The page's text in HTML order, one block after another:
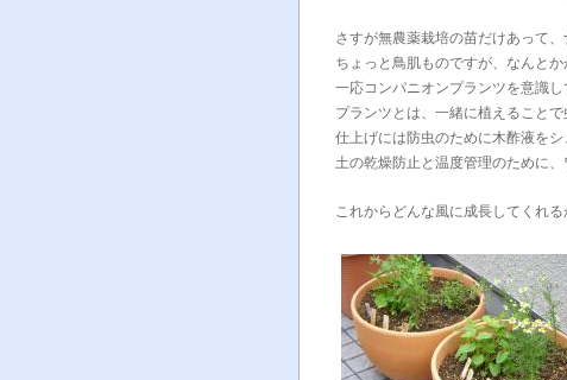
さすが無農薬栽培の苗だけあって
ちょっと鳥肌ものですが、なんと
一応コンパニオンプランツを意識
プランツとは、一緒に植えること
仕上げには防虫のために木酢液をシ
土の乾燥防止と温度管理のために、
これからどんな風に成長してくれ